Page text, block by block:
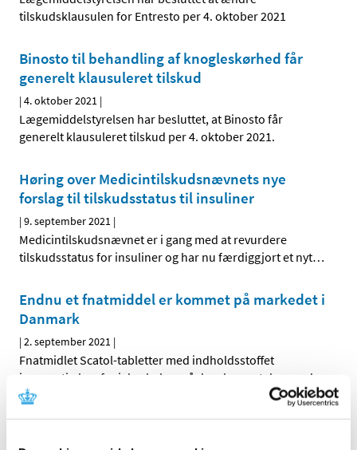
tilskudsklausulen for Entresto per 4. oktober 2021
Binosto til behandling af knogleskørhed får
generelt klausuleret tilskud
|4. oktober 2021 |
Lægemiddelstyrelsen har besluttet, at Binosto får
generelt klausuleret tilskud per 4. oktober 2021.
Høring over Medicintilskudsnævnets nye
forslag til tilskudsstatus til insuliner
|9. september 2021 |
Medicintilskudsnævnet er i gang med at revurdere
tilskudsstatus for insuliner og har nu færdiggjort et nyt…
Endnu et fnatmiddel er kommet på markedet i
Danmark
|2. september 2021 |
Fnatmidlet Scatol-tabletter med indholdsstoffet
ivermectin kan fra i dag købes på danske apoteker med
Xarelto 2,5 mg ændrer tilskudsklausul